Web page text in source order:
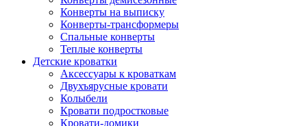
Конверты на выписку
Конверты-трансформеры
Спальные конверты
Теплые конверты
Детские кроватки
Аксессуары к кроваткам
Двухъярусные кровати
Колыбели
Кровати подростковые
Кровати-домики